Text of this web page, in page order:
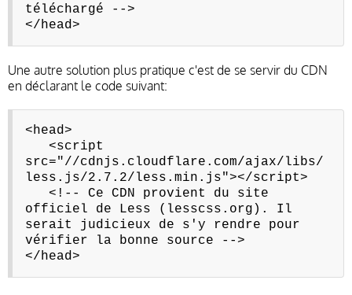
téléchargé -->
</head>
Une autre solution plus pratique c'est de se servir du CDN
en déclarant le code suivant:
<head>
<script
src="//cdnjs.cloudflare.com/ajax/libs/
less.js/2.7.2/less.min.js"></script>
<!-- Ce CDN provient du site
officiel de Less (lesscss.org). Il
serait judicieux de s'y rendre pour
vérifier la bonne source -->
</head>